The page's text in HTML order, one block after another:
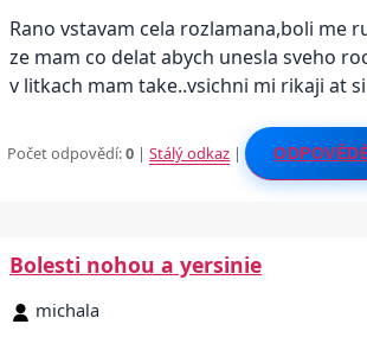
Rano vstavam cela rozlamana,boli me
ze mam co delat abych unesla sveho
v litkach mam take..vsichni mi rikaji at
Počet odpovědí:0 |Stálý odkaz |
Bolesti nohou a yersinie
michala